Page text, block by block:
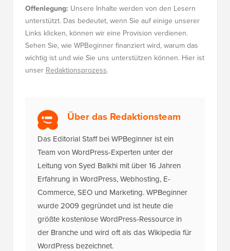
Offenlegung: Unsere Inhalte werden von den Lesern
unterstützt. Das bedeutet, wenn Sie auf einige unserer
Links klicken, können wir eine Provision verdienen.
Sehen Sie, wie WPBeginner finanziert wird, warum das
wichtig ist und wie Sie uns unterstützen können. Hier ist
unserRedaktionsprozess.
Über das Redaktionsteam
Das Editorial Staff bei WPBeginner ist ein
Team von WordPress-Experten unter der
Leitung von Syed Balkhi mit über 16 Jahren
Erfahrung in WordPress, Webhosting, E-
Commerce, SEO und Marketing. WPBeginner
wurde 2009 gegründet und ist heute die
größte kostenlose WordPress-Ressource in
der Branche und wird oft als das Wikipedia für
WordPress bezeichnet.